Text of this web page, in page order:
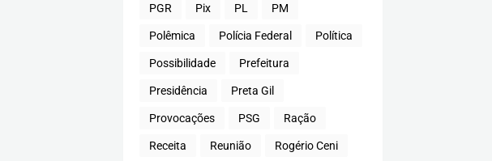
PGR Pix PL PM
Polêmica Polícia Federal Política
Possibilidade Prefeitura
Presidência Preta Gil
Provocações PSG Ração
Receita Reunião Rogério Ceni